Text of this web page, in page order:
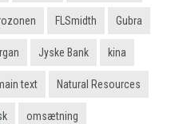
FLSmidth Gubra
Jyske Bank kina
text Natural Resources
omsætning